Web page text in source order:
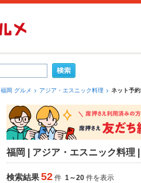
福岡 グルメ アジア・エスニック料理 ネット予
福岡 | アジア・エスニック料理
検索結果52 件 1～20 件を表示